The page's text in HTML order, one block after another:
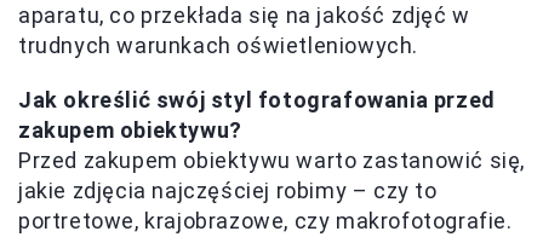
aparatu, co przekłada się na jakość zdjęć w
trudnych warunkach oświetleniowych.
Jak określić swój styl fotografowania przed
zakupem obiektywu?
Przed zakupem obiektywu warto zastanowić się,
jakie zdjęcia najczęściej robimy – czy to
portretowe, krajobrazowe, czy makrofotografie.